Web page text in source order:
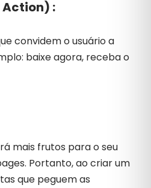
Action) :
convidem o usuário a
baixe agora, receba o
mais frutos para o seu
Portanto, ao criar um
que peguem as